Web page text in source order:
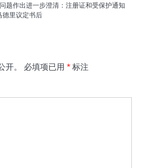
题作出进一步澄清：注册证和受保护通知
里议定书后
。 必填项已用 * 标注